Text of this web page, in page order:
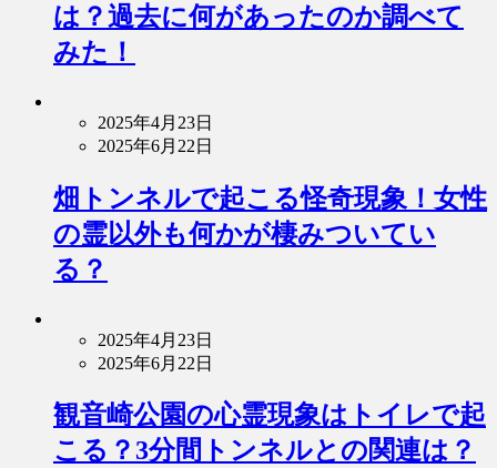
は？過去に何があったのか調べて
みた！
2025年4月23日
2025年6月22日
畑トンネルで起こる怪奇現象！女性
の霊以外も何かが棲みついてい
る？
2025年4月23日
2025年6月22日
観音崎公園の心霊現象はトイレで起
こる？3分間トンネルとの関連は？